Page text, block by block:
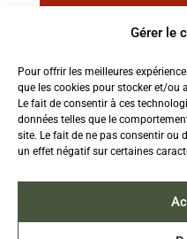
Gérer le
Pour offrir les meilleures
que les cookies pour stocker et/ou
Le fait de consentir à ces
données telles que le
site. Le fait de ne pas consentir ou
un effet négatif sur certaines
Followers
2.5k
Contactez-nous: